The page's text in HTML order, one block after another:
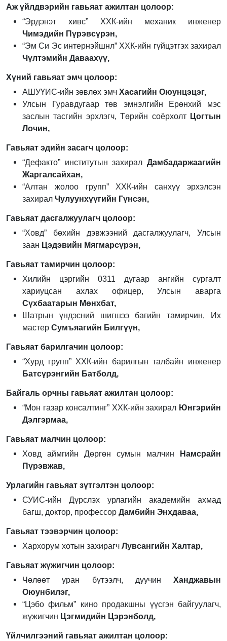
Аж үйлдвэрийн гавьяат ажилтан цолоор:
“Эрдэнэт хивс” ХХК-ийн механик инженер
Чимэдийн Пүрэвсүрэн,
“Эм Си Эс интернэйшнл” ХХК-ийн гүйцэтгэх захирал
Чүлтэмийн Даваахүү,
Хүний гавьяат эмч цолоор:
АШУҮИС-ийн зөвлөх эмч Хасагийн Оюунцэцэг,
Улсын Гуравдугаар төв эмнэлгийн Ерөнхий мэс
заслын тасгийн эрхлэгч, Төрийн соёрхолт Цогтын
Лочин,
Гавьяат эдийн засагч цолоор:
“Дефакто” институтын захирал Дамбадаржаагийн
Жаргалсайхан,
“Алтан жолоо групп” ХХК-ийн санхүү эрхэлсэн
захирал Чулуунхүүгийн Гүнсэн,
Гавьяат дасгалжуулагч цолоор:
“Ховд” бөхийн дэвжээний дасгалжуулагч, Улсын
заан Цэдэвийн Мягмарсүрэн,
Гавьяат тамирчин цолоор:
Хилийн цэргийн 0311 дугаар ангийн сургалт
хариуцсан ахлах офицер, Улсын аварга
Сүхбаатарын Мөнхбат,
Шатрын үндэсний шигшээ багийн тамирчин, Их
мастер Сумъяагийн Билгүүн,
Гавьяат барилгачин цолоор:
“Хурд групп” ХХК-ийн барилгын талбайн инженер
Батсүрэнгийн Батболд,
Байгаль орчны гавьяат ажилтан цолоор:
“Мон газар консалтинг” ХХК-ийн захирал Юнгэрийн
Дэлгэрмаа,
Гавьяат малчин цолоор:
Ховд аймгийн Дөргөн сумын малчин
Намсрайн
Пүрэвжав,
Урлагийн гавьяат зүтгэлтэн цолоор:
СУИС-ийн Дүрслэх урлагийн академийн ахмад
багш, доктор, профессор Дамбийн Энхдаваа,
Гавьяат тээвэрчин цолоор:
Хархорум хотын захирагч Лувсангийн Халтар,
Гавьяат жүжигчин цолоор:
Чөлөөт уран бүтээлч, дуучин Ханджавын
Оюунбилэг,
“Цэбо фильм” кино продакшны үүсгэн байгуулагч,
жүжигчин Цэгмидийн Цэрэнболд,
Үйлчилгээний гавьяат ажилтан цолоор: